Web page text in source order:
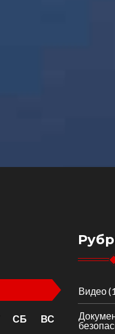
СБ
ВС
Видео